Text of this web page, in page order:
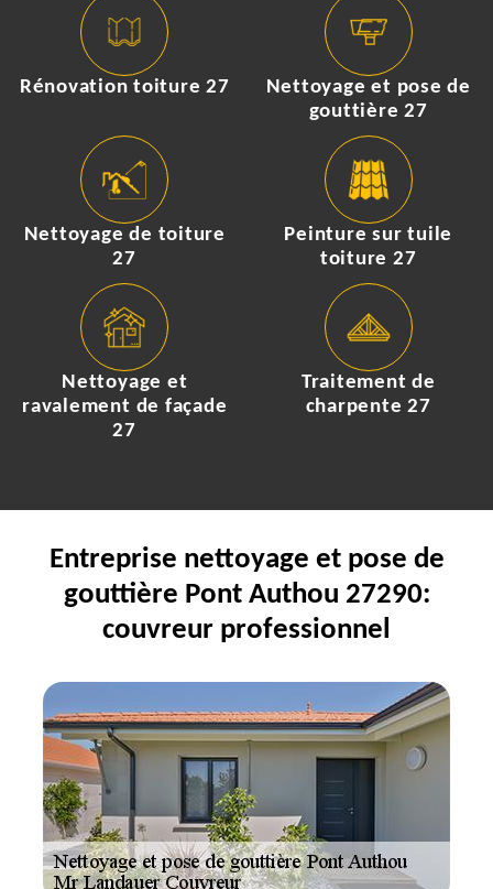
Rénovation toiture 27
Nettoyage et pose de
gouttière 27
Nettoyage de toiture
27
Peinture sur tuile
toiture 27
Nettoyage et
ravalement de façade
27
Traitement de
charpente 27
Entreprise nettoyage et pose de
gouttière Pont Authou 27290:
couvreur professionnel